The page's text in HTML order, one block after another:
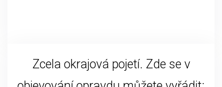
Zcela okrajová pojetí. Zde se v